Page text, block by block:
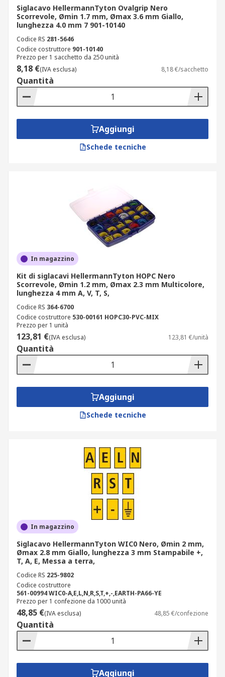
Siglacavo HellermannTyton Ovalgrip Nero
Scorrevole, Ømin 1.7 mm, Ømax 3.6 mm Giallo,
lunghezza 4.0 mm 7 901-10140
Codice RS 281-5646
Codice costruttore 901-10140
Prezzo per 1 sacchetto da 250 unità
8,18 €(IVA esclusa) 8,18 €/sacchetto
Quantità
Aggiungi
Schede tecniche
In magazzino
Kit di siglacavi HellermannTyton HOPC Nero
Scorrevole, Ømin 1.2 mm, Ømax 2.3 mm Multicolore,
lunghezza 4 mm A, V, T, S,
Codice RS 364-6700
Codice costruttore 530-00161 HOPC30-PVC-MIX
Prezzo per 1 unità
123,81 €(IVA esclusa) 123,81 €/unità
Quantità
Aggiungi
Schede tecniche
In magazzino
Siglacavo HellermannTyton WIC0 Nero, Ømin 2 mm,
Ømax 2.8 mm Giallo, lunghezza 3 mm Stampabile +,
T, A, E, Messa a terra,
Codice RS 225-9802
Codice costruttore
561-00994 WIC0-A,E,L,N,R,S,T,+,-,EARTH-PA66-YE
Prezzo per 1 confezione da 1000 unità
48,85 €(IVA esclusa) 48,85 €/confezione
Quantità
Aggiungi